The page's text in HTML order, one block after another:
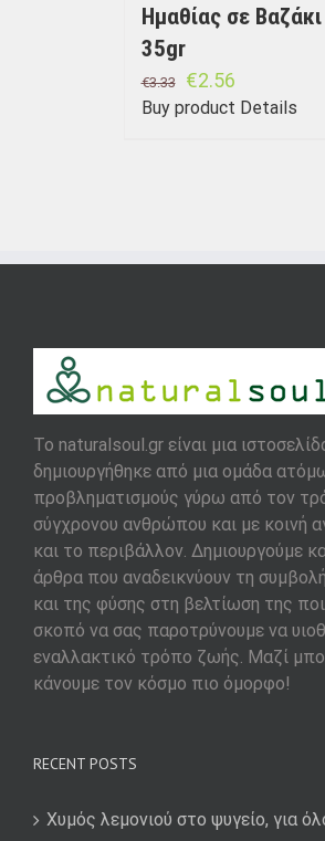
Ημαθίας σε Bαζάκι
35gr
€3.33 €2.56
Buy product Details
To naturalsoul.gr είναι μια
δημιουργήθηκε από μια ομάδα
προβληματισμούς γύρω από τον
σύγχρονου ανθρώπου και με κοινή
και το περιβάλλον. Δημιουργούμε
άρθρα που αναδεικνύουν τη
και της φύσης στη βελτίωση της
σκοπό να σας παροτρύνουμε να
εναλλακτικό τρόπο ζωής. Μαζί
κάνουμε τον κόσμο πιο όμορφο!
RECENT POSTS
Χυμός λεμονιού στο ψυγείο, για